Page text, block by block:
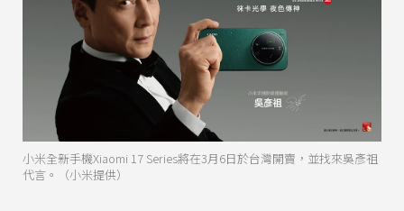
小米全新手機Xiaomi 17 Series將在3月6日於台灣開賣，並找來吳彥祖
代言。（小米提供）